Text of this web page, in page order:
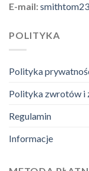
E-mail:
POLITYKA
Polityka
Polityka zwrotów i
Regulamin
Informacje